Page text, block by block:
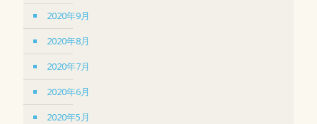
2020年9月
2020年8月
2020年7月
2020年6月
2020年5月